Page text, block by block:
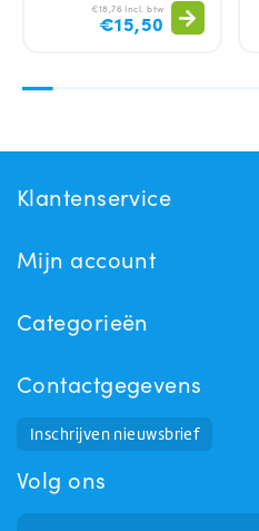
€18,76 Incl. btw
€15,50
Klantenservice
Mijn account
Categorieën
Contactgegevens
Inschrijven nieuwsbrief
Volg ons